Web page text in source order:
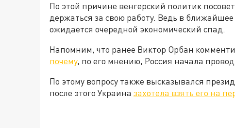
По этой причине венгерский политик
держаться за свою работу. Ведь в
ожидается очередной экономический спад.
Напомним, что ранее Виктор Орбан
почему, по его мнению, Россия начала
По этому вопросу также высказывался
после этого Украина захотела взять его на